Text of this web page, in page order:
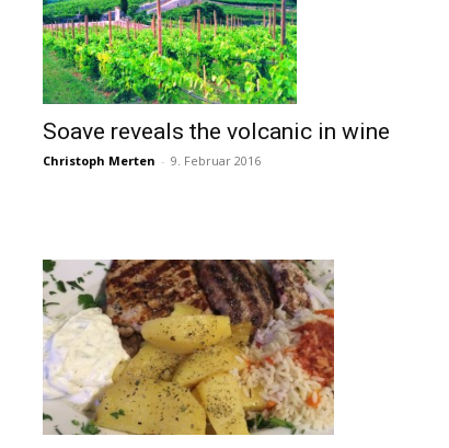
Soave reveals the volcanic in wine
Christoph Merten - 9. Februar 2016